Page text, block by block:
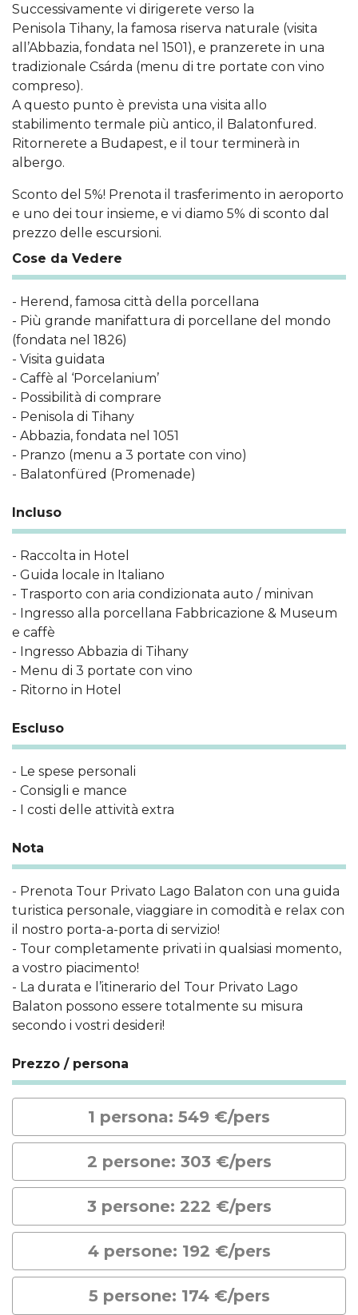
Successivamente vi dirigerete verso la
Penisola Tihany, la famosa riserva naturale (visita
all’Abbazia, fondata nel 1501), e pranzerete in una
tradizionale Csárda (menu di tre portate con vino
compreso).
A questo punto è prevista una visita allo
stabilimento termale più antico, il Balatonfured.
Ritornerete a Budapest, e il tour terminerà in
albergo.
Sconto del 5%! Prenota il trasferimento in aeroporto
e uno dei tour insieme, e vi diamo 5% di sconto dal
prezzo delle escursioni.
Cose da Vedere
- Herend, famosa città della porcellana
- Più grande manifattura di porcellane del mondo
(fondata nel 1826)
- Visita guidata
- Caffè al ‘Porcelanium’
- Possibilità di comprare
- Penisola di Tihany
- Abbazia, fondata nel 1051
- Pranzo (menu a 3 portate con vino)
- Balatonfüred (Promenade)
Incluso
- Raccolta in Hotel
- Guida locale in Italiano
- Trasporto con aria condizionata auto / minivan
- Ingresso alla porcellana Fabbricazione & Museum
e caffè
- Ingresso Abbazia di Tihany
- Menu di 3 portate con vino
- Ritorno in Hotel
Escluso
- Le spese personali
- Consigli e mance
- I costi delle attività extra
Nota
- Prenota Tour Privato Lago Balaton con una guida
turistica personale, viaggiare in comodità e relax con
il nostro porta-a-porta di servizio!
- Tour completamente privati ​​in qualsiasi momento,
a vostro piacimento!
- La durata e l’itinerario del Tour Privato Lago
Balaton possono essere totalmente su misura
secondo i vostri desideri!
Prezzo / persona
1 persona: 549 €/pers
2 persone: 303 €/pers
3 persone: 222 €/pers
4 persone: 192 €/pers
5 persone: 174 €/pers